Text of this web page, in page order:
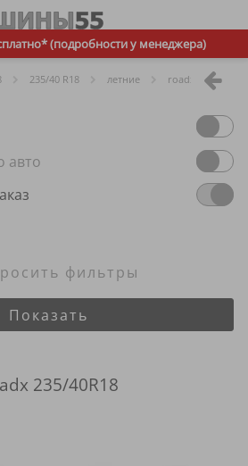
(подробности у менеджера)
235/40 R18 летние roadx
авто
Показать
фильтры
235/40R18